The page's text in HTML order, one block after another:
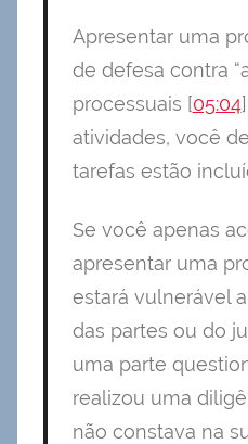
Apresentar uma
de defesa contra
processuais [05:04
atividades, você
tarefas estão
Se você apenas
apresentar uma
estará vulnerável
das partes ou do
uma parte
realizou uma
não constava na